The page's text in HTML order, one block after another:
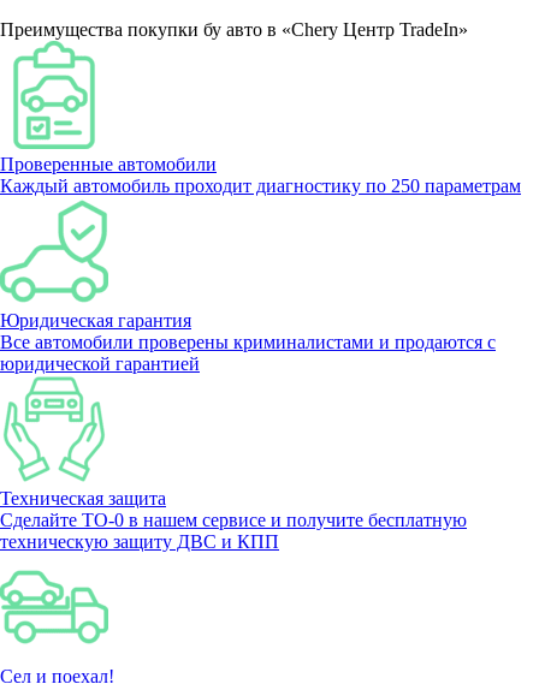
Преимущества покупки бу авто в «Chery Центр TradeIn»
Проверенные автомобили
Каждый автомобиль проходит диагностику по 250 параметрам
Юридическая гарантия
Все автомобили проверены криминалистами и продаются с
юридической гарантией
Техническая защита
Сделайте ТО-0 в нашем сервисе и получите бесплатную
техническую защиту ДВС и КПП
Сел и поехал!